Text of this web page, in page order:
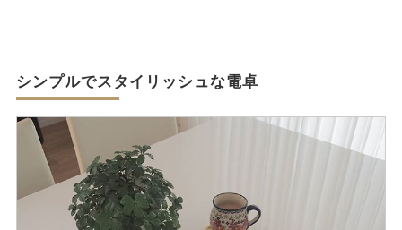
シンプルでスタイリッシュな電卓